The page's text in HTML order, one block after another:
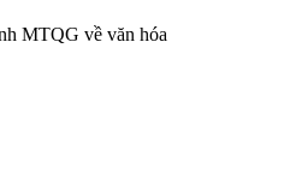
MTQG về văn hóa